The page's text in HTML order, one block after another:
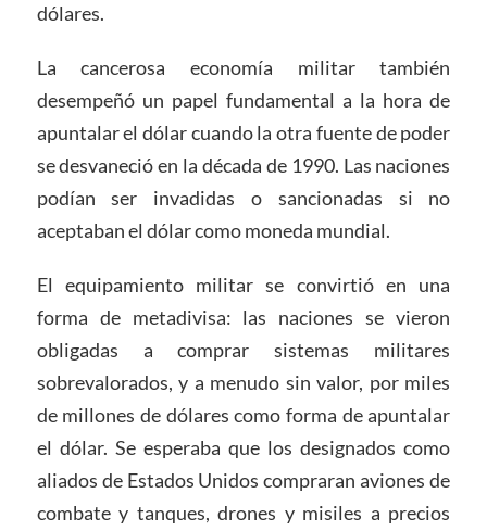
dólares.
La cancerosa economía militar también
desempeñó un papel fundamental a la hora de
apuntalar el dólar cuando la otra fuente de poder
se desvaneció en la década de 1990. Las naciones
podían ser invadidas o sancionadas si no
aceptaban el dólar como moneda mundial.
El equipamiento militar se convirtió en una
forma de metadivisa: las naciones se vieron
obligadas a comprar sistemas militares
sobrevalorados, y a menudo sin valor, por miles
de millones de dólares como forma de apuntalar
el dólar. Se esperaba que los designados como
aliados de Estados Unidos compraran aviones de
combate y tanques, drones y misiles a precios